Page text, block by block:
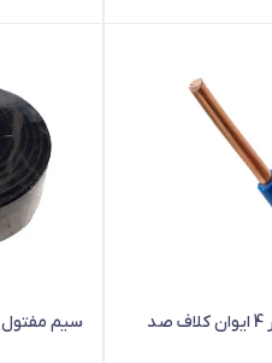
سیم مفتول 1 در 4 ایوان کلاف صد
سیم مفتول 1 در 4 متری سیمند کابل